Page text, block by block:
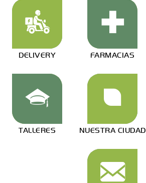
DELIVERY FARMACIAS
TALLERES NUESTRA CIUDAD